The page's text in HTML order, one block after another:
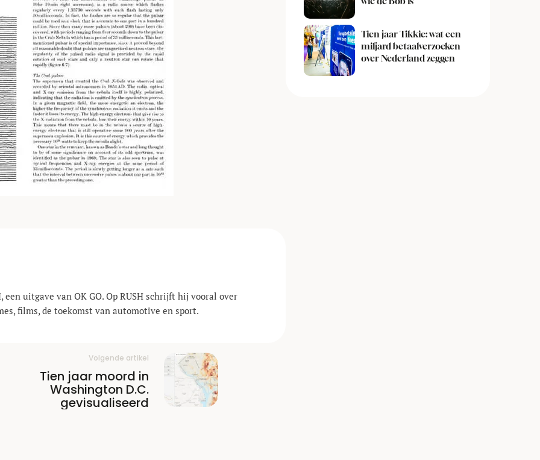
een uitgave van OK GO. Op RUSH schrijft hij vooral over
films, de toekomst van automotive en sport.
Volgende artikel
Tien jaar moord in
Washington D.C.
gevisualiseerd
Tien jaar Tikkie: wat een
miljard betaalverzoeken
over Nederland zeggen